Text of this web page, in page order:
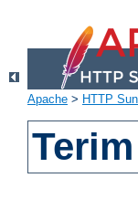
Apache > HTTP